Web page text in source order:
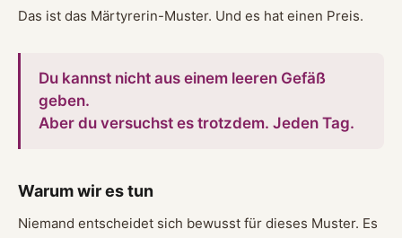
Das ist das Märtyrerin-Muster. Und es hat einen Preis.
Du kannst nicht aus einem leeren Gefäß
geben.
Aber du versuchst es trotzdem. Jeden Tag.
Warum wir es tun
Niemand entscheidet sich bewusst für dieses Muster. Es